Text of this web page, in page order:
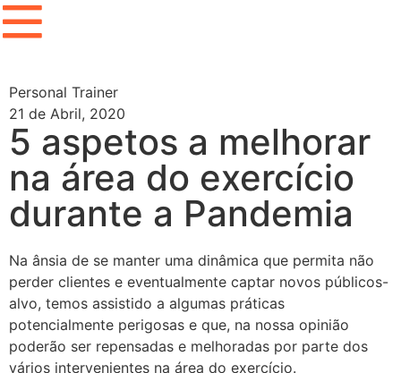
Personal Trainer
21 de Abril, 2020
5 aspetos a melhorar
na área do exercício
durante a Pandemia
Na ânsia de se manter uma dinâmica que permita não
perder clientes e eventualmente captar novos públicos-
alvo, temos assistido a algumas práticas
potencialmente perigosas e que, na nossa opinião
poderão ser repensadas e melhoradas por parte dos
vários intervenientes na área do exercício.